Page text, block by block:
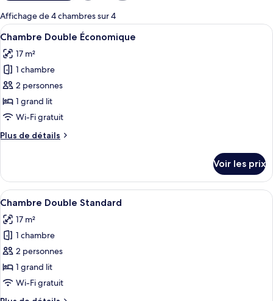
pour
les
chambres
Affichage de 4 chambres sur 4
Afficher
toutes
les
photos
pour
ce
type
chambre :
Économique
Une chambre avec une tête de lit
8
Chambre Double Économique
17 m²
1 chambre
2 personnes
1 grand lit
Wi-Fi gratuit
Plus de détails
Plus
le
type
de
Chambre
Double
Économique
Voir les prix
Afficher
toutes
les
photos
pour
ce
type
Une chambre à coucher avec un lit,
11
Chambre Double Standard
17 m²
1 chambre
2 personnes
1 grand lit
Wi-Fi gratuit